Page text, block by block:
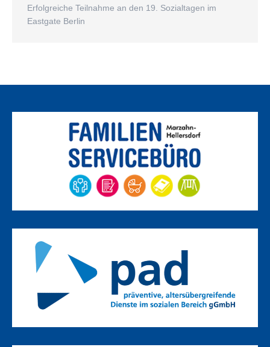
Erfolgreiche Teilnahme an den 19. Sozialtagen im
Eastgate Berlin